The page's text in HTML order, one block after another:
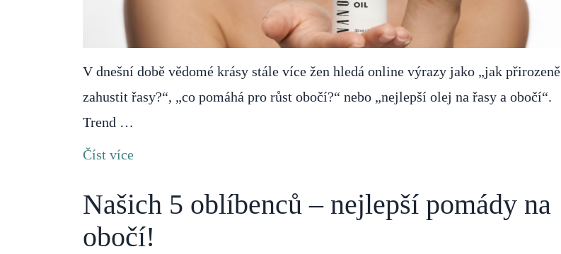
V dnešní době vědomé krásy stále více žen hledá online výrazy jako „jak přirozeně
zahustit řasy?“, „co pomáhá pro růst obočí?“ nebo „nejlepší olej na řasy a obočí“.
Trend …
Číst více
Našich 5 oblíbenců – nejlepší pomády na
obočí!